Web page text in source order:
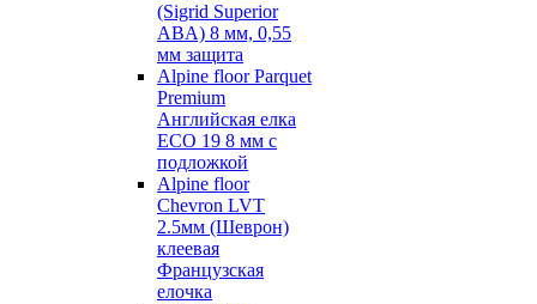
(Sigrid Superior
ABA) 8 мм, 0,55
мм защита
Alpine floor Parquet
Premium
Английская елка
ECO 19 8 мм с
подложкой
Alpine floor
Chevron LVT
2.5мм (Шеврон)
клеевая
Французская
елочка